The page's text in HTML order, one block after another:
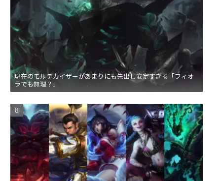
現在のモルデカイザーがあまりにも先出し安定すぎる「フィオ
ラでも無理？」